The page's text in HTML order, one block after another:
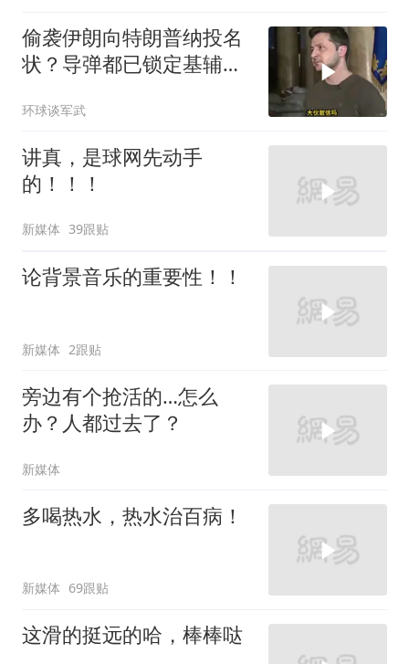
偷袭伊朗向特朗普纳投名
状？导弹都已锁定基辅才
豪赌到底有多疯？
环球谈军武
讲真，是球网先动手
的！！！
新媒体 39跟贴
论背景音乐的重要性！！
新媒体 2跟贴
旁边有个抢活的…怎么
办？人都过去了？
新媒体
多喝热水，热水治百病！
新媒体 69跟贴
这滑的挺远的哈，棒棒哒